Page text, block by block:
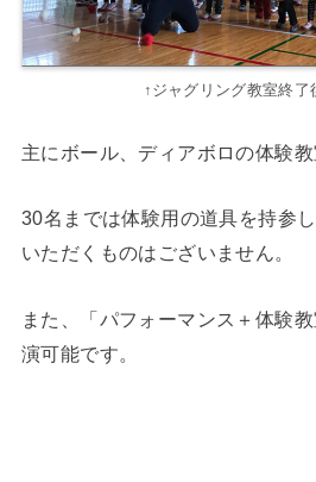
↑ジャグリング教室終了
主にボール、ディアボロの体験教
30名までは体験用の道具を持参
いただくものはございません。
また、「パフォーマンス＋体験
演可能です。